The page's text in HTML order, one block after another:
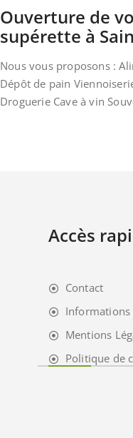
Ouverture de
supérette à
Nous vous proposons :
Dépôt de pain
Droguerie Cave à vin
Accès
Contact
Mentions
Politique de